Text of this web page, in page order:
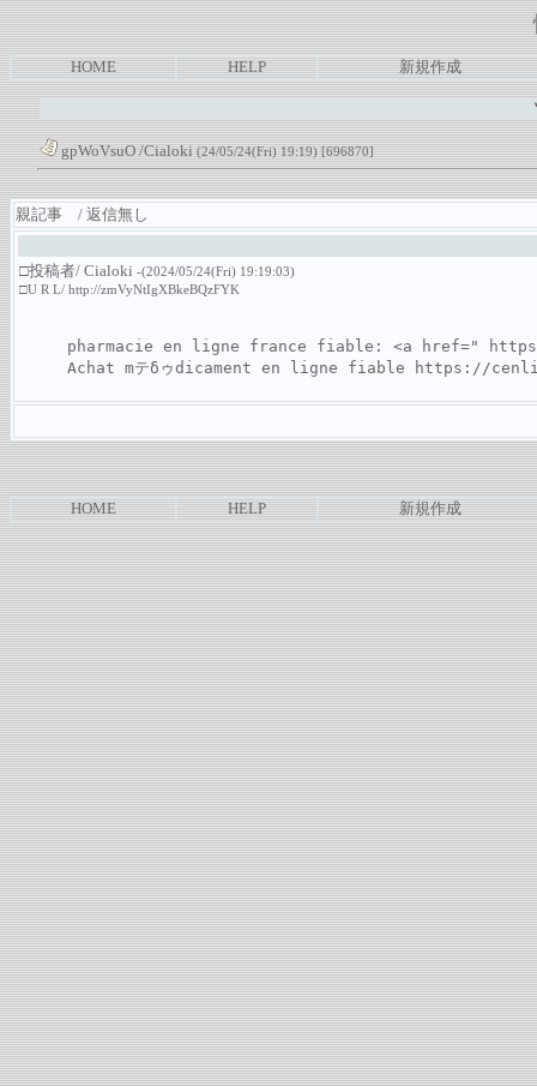
HOME HELP 新規作成
gpWoVsuO/Cialoki (24/05/24(Fri) 19:19)[696870]
親記事 / 返信無し
□投稿者/ Cialoki -(2024/05/24(Fri) 19:19:03)
□U R L/ http://zmVyNtIgXBkeBQzFYK
pharmacie en ligne france fiable: <a href="
Achat mテδゥdicament en ligne fiable
https://
HOME HELP 新規作成